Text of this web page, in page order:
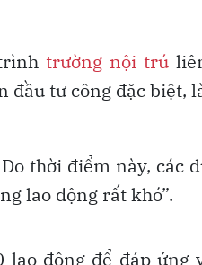
trường nội trú
đầu tư công đặc biệt,
thời điểm này, các
lao động rất khó”.
động để đáp ứng